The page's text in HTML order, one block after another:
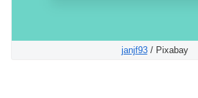
janjf93/ Pixabay